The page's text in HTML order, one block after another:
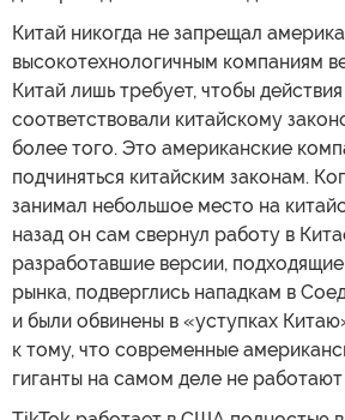
Китай никогда не запрещал
высокотехнологичным компаниям
Китай лишь требует, чтобы
соответствовали китайскому
более того. Это американские
подчиняться китайским законам.
занимал небольшое место на
назад он сам свернул работу в
разработавшие версии,
рынка, подверглись нападкам в
и были обвинены в «уступках
к тому, что современные
гиганты на самом деле не работают